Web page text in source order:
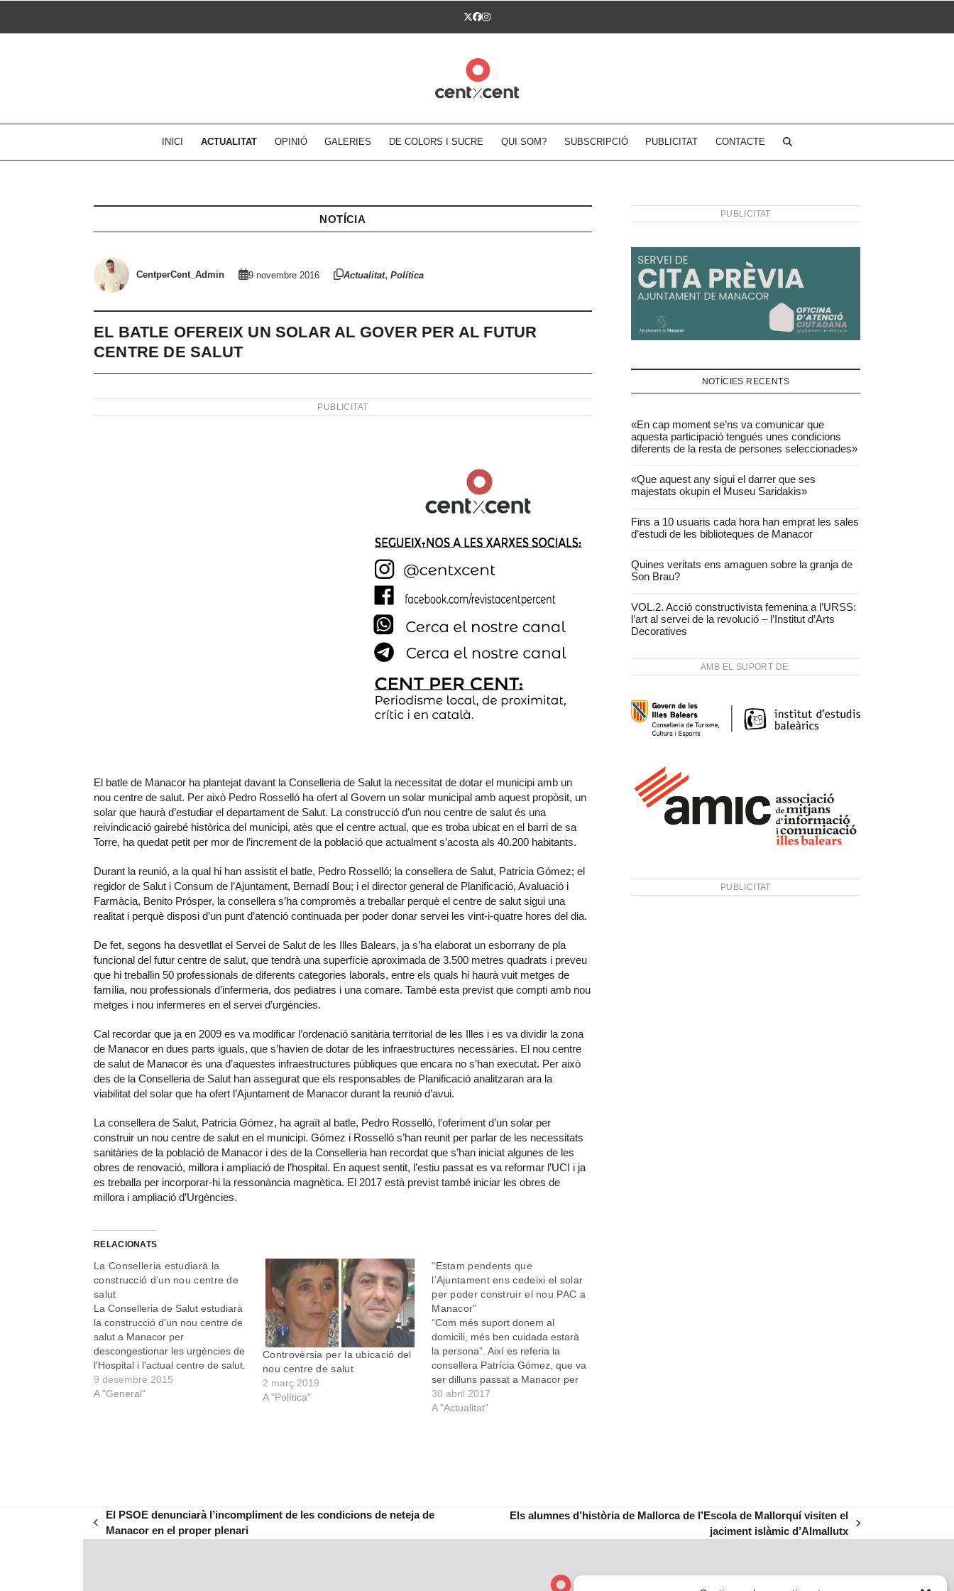
Twitter
Facebook
Instagram
INICI ACTUALITAT OPINIÓ GALERIES DE COLORS I SUCRE QUI SOM? SUBSCRIPCIÓ PUBLICITAT CONTACTE
NOTÍCIA
CentperCent_Admin 9 novembre 2016 Actualitat, Política
EL BATLE OFEREIX UN SOLAR AL GOVER PER AL FUTUR
CENTRE DE SALUT
PUBLICITAT
El batle de Manacor ha plantejat davant la Conselleria de Salut la necessitat de dotar el municipi amb un
nou centre de salut. Per això Pedro Rosselló ha ofert al Govern un solar municipal amb aquest propòsit, un
solar que haurà d’estudiar el departament de Salut. La construcció d’un nou centre de salut és una
reivindicació gairebé històrica del municipi, atès que el centre actual, que es troba ubicat en el barri de sa
Torre, ha quedat petit per mor de l’increment de la població que actualment s’acosta als 40.200 habitants.
Durant la reunió, a la qual hi han assistit el batle, Pedro Rosselló; la consellera de Salut, Patricia Gómez; el
regidor de Salut i Consum de l’Ajuntament, Bernadí Bou; i el director general de Planificació, Avaluació i
Farmàcia, Benito Prósper, la consellera s’ha compromès a treballar perquè el centre de salut sigui una
realitat i perquè disposi d’un punt d’atenció continuada per poder donar servei les vint-i-quatre hores del dia.
De fet, segons ha desvetllat el Servei de Salut de les Illes Balears, ja s’ha elaborat un esborrany de pla
funcional del futur centre de salut, que tendrà una superfície aproximada de 3.500 metres quadrats i preveu
que hi treballin 50 professionals de diferents categories laborals, entre els quals hi haurà vuit metges de
família, nou professionals d’infermeria, dos pediatres i una comare. També esta previst que compti amb nou
metges i nou infermeres en el servei d’urgències.
Cal recordar que ja en 2009 es va modificar l’ordenació sanitària territorial de les Illes i es va dividir la zona
de Manacor en dues parts iguals, que s’havien de dotar de les infraestructures necessàries. El nou centre
de salut de Manacor és una d’aquestes infraestructures públiques que encara no s’han executat. Per això
des de la Conselleria de Salut han assegurat que els responsables de Planificació analitzaran ara la
viabilitat del solar que ha ofert l’Ajuntament de Manacor durant la reunió d’avui.
La consellera de Salut, Patricia Gómez, ha agraït al batle, Pedro Rosselló, l’oferiment d’un solar per
construir un nou centre de salut en el municipi. Gómez i Rosselló s’han reunit per parlar de les necessitats
sanitàries de la població de Manacor i des de la Conselleria han recordat que s’han iniciat algunes de les
obres de renovació, millora i ampliació de l’hospital. En aquest sentit, l’estiu passat es va reformar l’UCI i ja
es treballa per incorporar-hi la ressonància magnètica. El 2017 està previst també iniciar les obres de
millora i ampliació d’Urgències.
RELACIONATS
La Conselleria estudiarà la
construcció d’un nou centre de
salut
La Conselleria de Salut estudiarà
la construcció d'un nou centre de
salut a Manacor per
descongestionar les urgències de
l'Hospital i l'actual centre de salut.
Això ha estat el que s'ha pogut
extreure d'una reunió duita a
9 desembre 2015
A "General"
Controvèrsia per la ubicació del
nou centre de salut
2 març 2019
A "Política"
“Estam pendents que
l’Ajuntament ens cedeixi el solar
per poder construir el nou PAC a
Manacor”
“Com més suport donem al
domicili, més ben cuidada estarà
la persona”. Així es referia la
consellera Patrícia Gómez, que va
ser dilluns passat a Manacor per
participar en els Dilluns de l’Obra,
a la política de proximitat que
30 abril 2017
A "Actualitat"
PUBLICITAT
NOTÍCIES RECENTS
«En cap moment se’ns va comunicar que
aquesta participació tengués unes condicions
diferents de la resta de persones seleccionades»
«Que aquest any sigui el darrer que ses
majestats okupin el Museu Saridakis»
Fins a 10 usuaris cada hora han emprat les sales
d’estudi de les biblioteques de Manacor
Quines veritats ens amaguen sobre la granja de
Son Brau?
VOL.2. Acció constructivista femenina a l’URSS:
l’art al servei de la revolució – l’Institut d’Arts
Decoratives
AMB EL SUPORT DE:
PUBLICITAT
previous
El PSOE denunciarà l’incompliment de les condicions de neteja de
Manacor en el proper plenari
Els alumnes d’història de Mallorca de l’Escola de Mallorquí visiten el
jaciment islàmic d’Almallutx